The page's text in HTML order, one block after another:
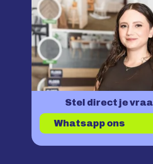
Stel direct je
Whatsapp ons